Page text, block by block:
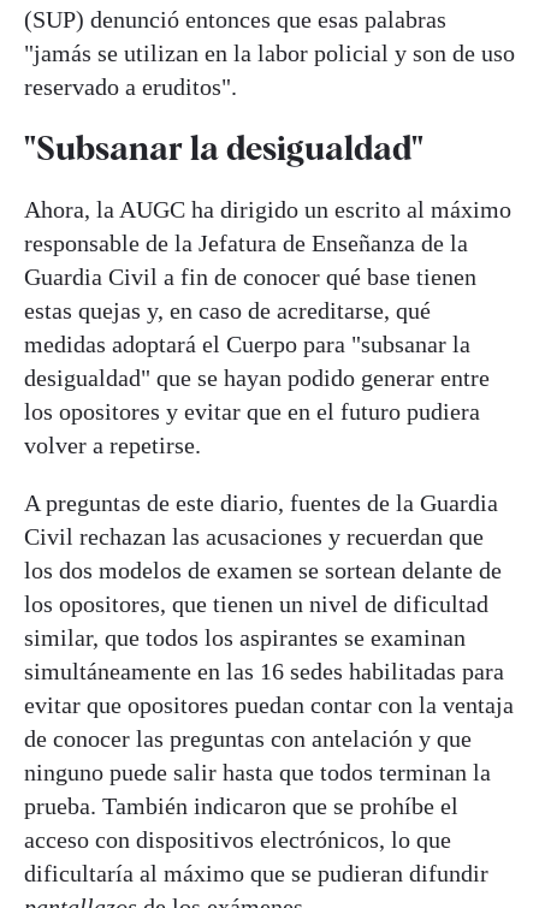
(SUP) denunció entonces que esas palabras
"jamás se utilizan en la labor policial y son de uso
reservado a eruditos".
"Subsanar la desigualdad"
Ahora, la AUGC ha dirigido un escrito al máximo
responsable de la Jefatura de Enseñanza de la
Guardia Civil a fin de conocer qué base tienen
estas quejas y, en caso de acreditarse, qué
medidas adoptará el Cuerpo para "subsanar la
desigualdad" que se hayan podido generar entre
los opositores y evitar que en el futuro pudiera
volver a repetirse.
A preguntas de este diario, fuentes de la Guardia
Civil rechazan las acusaciones y recuerdan que
los dos modelos de examen se sortean delante de
los opositores, que tienen un nivel de dificultad
similar, que todos los aspirantes se examinan
simultáneamente en las 16 sedes habilitadas para
evitar que opositores puedan contar con la ventaja
de conocer las preguntas con antelación y que
ninguno puede salir hasta que todos terminan la
prueba. También indicaron que se prohíbe el
acceso con dispositivos electrónicos, lo que
dificultaría al máximo que se pudieran difundir